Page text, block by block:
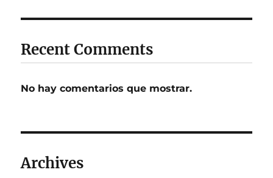
Recent Comments
No hay comentarios que mostrar.
Archives